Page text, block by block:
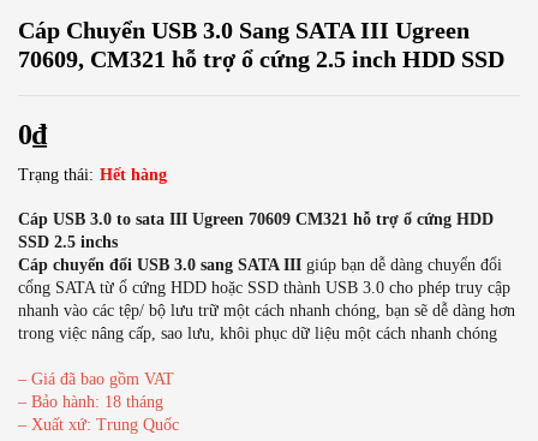
Cáp Chuyển USB 3.0 Sang SATA III Ugreen
70609, CM321 hỗ trợ ổ cứng 2.5 inch HDD SSD
0₫
Trạng thái: Hết hàng
Cáp USB 3.0 to sata III Ugreen 70609 CM321 hỗ trợ ổ cứng HDD
SSD 2.5 inchs
Cáp chuyển đổi USB 3.0 sang SATA III giúp bạn dễ dàng chuyển đổi
cổng SATA từ ổ cứng HDD hoặc SSD thành USB 3.0 cho phép truy cập
nhanh vào các tệp/ bộ lưu trữ một cách nhanh chóng, bạn sẽ dễ dàng hơn
trong việc nâng cấp, sao lưu, khôi phục dữ liệu một cách nhanh chóng
– Giá đã bao gồm VAT
– Bảo hành: 18 tháng
– Xuất xứ: Trung Quốc